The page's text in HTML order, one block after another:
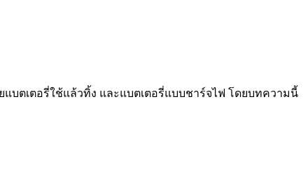
บตเตอรี่ใช้แล้วทิ้ง และแบตเตอรี่แบบชาร์จไฟ โดยบทความนี้